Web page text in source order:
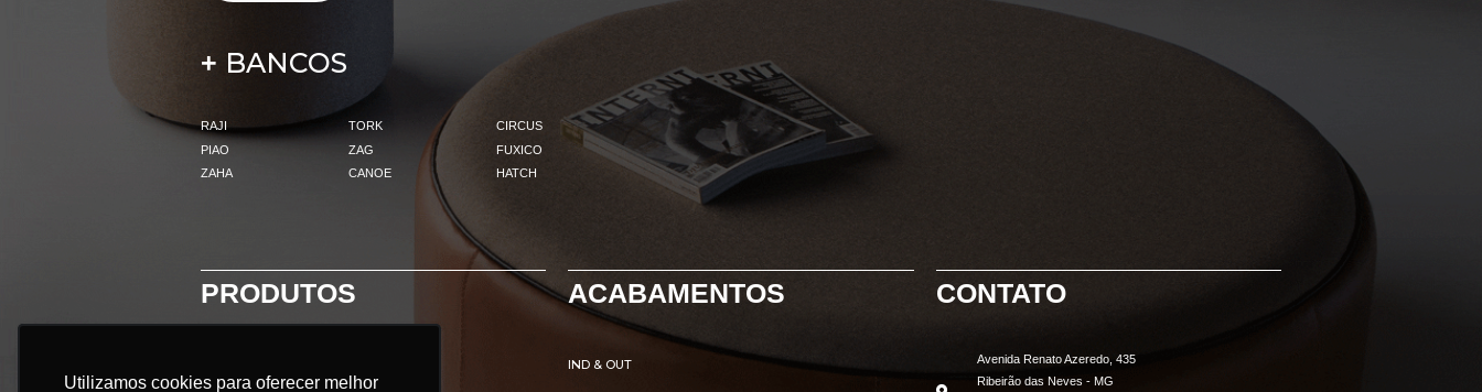
Utilizamos cookies para oferecer melhor
Utilizamos cookies para oferecer melhor
+ BANCOS
RAJI TORK
CIRCUS
PIAO
ZAG
FUXICO
ZAHA
CANOE HATCH
PRODUTOS ACABAMENTOS
IND & OUT
CONTATO
Avenida Renato Azeredo, 435
Ribeirão das Neves - MG